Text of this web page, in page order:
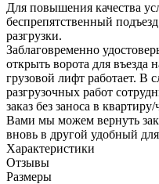
Для повышения качества
беспрепятственный
разгрузки.
Заблаговременно
открыть ворота для въезда
грузовой лифт работает. В
разгрузочных работ
заказ без заноса в
Вами мы можем вернуть
вновь в другой удобный
Характеристики
Отзывы
Размеры